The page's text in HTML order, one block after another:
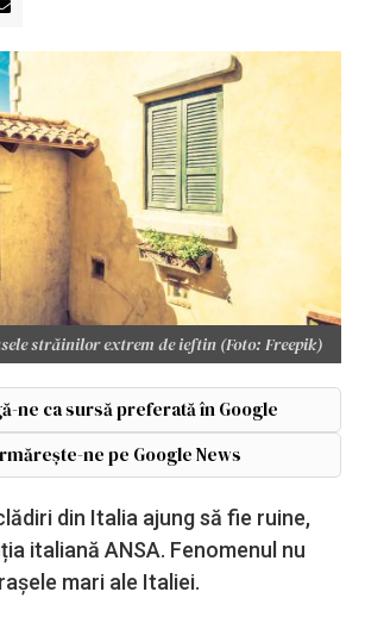
străinilor extrem de ieftin (Foto: Freepik)
ne ca sursă preferată în Google
ne pe Google News
din Italia ajung să fie ruine,
italiană ANSA. Fenomenul nu
mari ale Italiei.